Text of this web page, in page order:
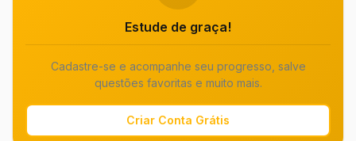
Estude de graça!
Cadastre-se e acompanhe seu progresso, salve
questões favoritas e muito mais.
Criar Conta Grátis